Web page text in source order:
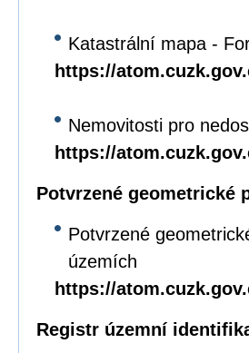
Katastrální mapa -
https://
Nemovitosti pro
https://
Potvrzené geometrické
Potvrzené
územích
https://
Registr územní